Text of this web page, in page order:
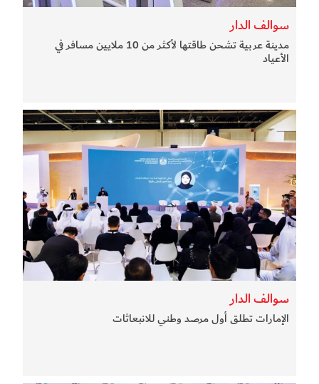
سوالف الدار
مدينة عربية تشحن طاقتها لأكثر من 10 ملايين مسافر في
الأعياد
سوالف الدار
الإمارات تطلق أول مرصد وطني للانبعاثات